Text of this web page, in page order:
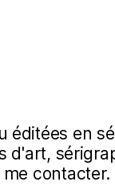
éditées en
d'art,
contacter.